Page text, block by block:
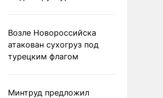
Возле Новороссийска
атакован сухогруз под
турецким флагом
Минтруд предложил